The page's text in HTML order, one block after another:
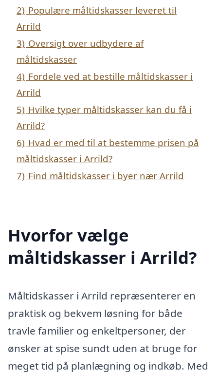
2) Populære måltidskasser leveret til
Arrild
3) Oversigt over udbydere af
måltidskasser
4) Fordele ved at bestille måltidskasser i
Arrild
5) Hvilke typer måltidskasser kan du få i
Arrild?
6) Hvad er med til at bestemme prisen på
måltidskasser i Arrild?
7) Find måltidskasser i byer nær Arrild
Hvorfor vælge
måltidskasser i Arrild?
Måltidskasser i Arrild repræsenterer en
praktisk og bekvem løsning for både
travle familier og enkeltpersoner, der
ønsker at spise sundt uden at bruge for
meget tid på planlægning og indkøb. Med